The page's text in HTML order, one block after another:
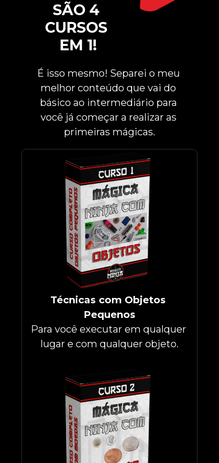
SÃO 4
CURSOS
EM 1!
É isso mesmo! Separei o meu
melhor conteúdo que vai do
básico ao intermediário para
você já começar a realizar as
primeiras mágicas.
Técnicas com Objetos
Pequenos
Para você executar em qualquer
lugar e com qualquer objeto.